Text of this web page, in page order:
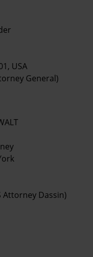
USA
General)
Attorney Dassin)